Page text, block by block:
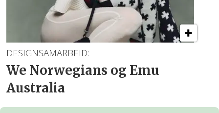
DESIGNSAMARBEID:
We Norwegians og Emu
Australia